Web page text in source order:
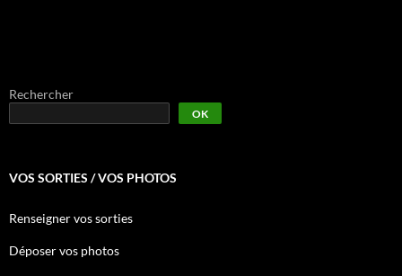
Rechercher
OK
VOS SORTIES / VOS PHOTOS
Renseigner vos sorties
Déposer vos photos